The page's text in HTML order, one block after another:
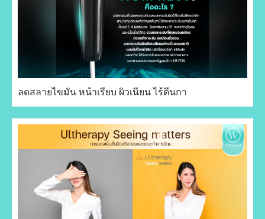
ลดสลายไขมัน หน้าเรียบ ผิวเนียน ไร้ตีนกา